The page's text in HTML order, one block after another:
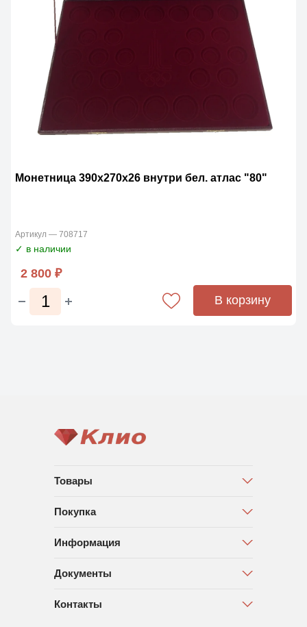
Монетница 390х270х26 внутри бел. атлас "80"
Артикул — 708717
✓ в наличии
2 800 ₽
В корзину
Товары
Покупка
Информация
Документы
Контакты